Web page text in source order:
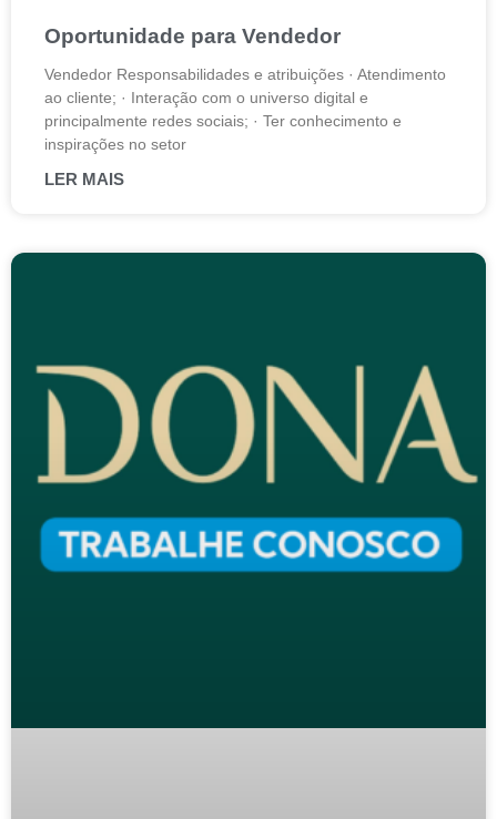
Oportunidade para Vendedor
Vendedor Responsabilidades e atribuições · Atendimento
ao cliente; · Interação com o universo digital e
principalmente redes sociais; · Ter conhecimento e
inspirações no setor
LER MAIS